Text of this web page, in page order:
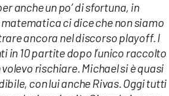
anche un po’ di sfortuna, in
ci dice che non siamo
ancora nel discorso playoff. I
in 10 partite dopo l’unico raccolto
rischiare. Michael si è quasi
con lui anche Rivas. Oggi tutti